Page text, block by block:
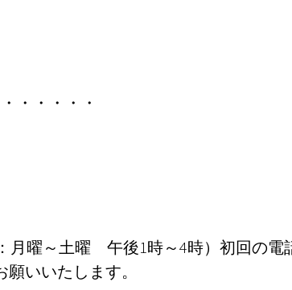
・・・・・
月曜～土曜 午後1時～4時）初回の電
いいたします。